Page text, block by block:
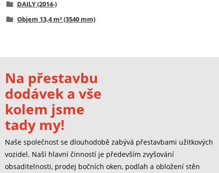
DAILY (2014-)
Objem 13,4 m³ (3540 mm)
Na přestavbu
dodávek a vše
kolem jsme
tady my!
Naše společnost se dlouhodobě zabývá přestavbami užitkových
vozidel. Naší hlavní činností je především zvyšování
obsaditelnosti, prodej bočních oken, podlah a obložení stěn